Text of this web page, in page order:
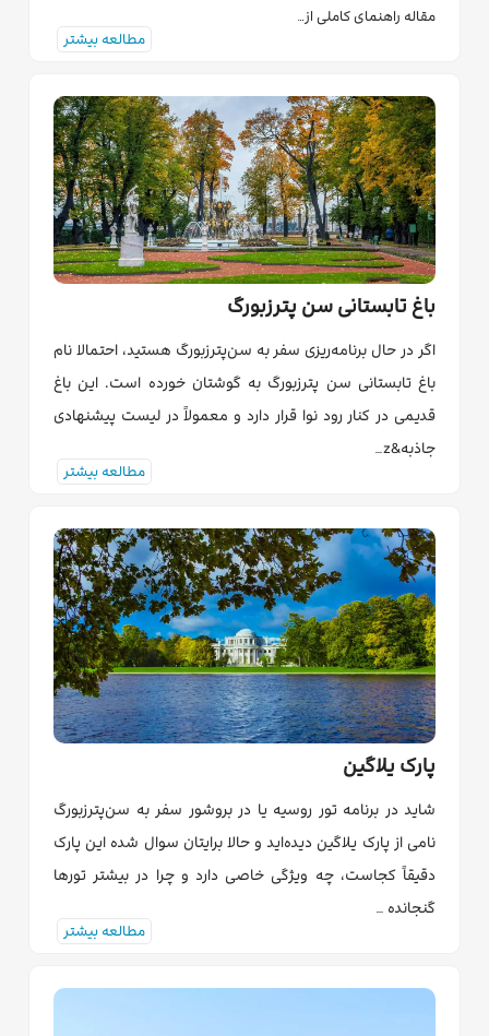
مقاله راهنمای کاملی از…
مطالعه بیشتر
باغ تابستانی سن پترزبورگ
اگر در حال برنامه‌ریزی سفر به سن‌پترزبورگ هستید، احتمالا نام
باغ تابستانی سن پترزبورگ به گوشتان خورده است. این باغ
قدیمی در کنار رود نوا قرار دارد و معمولاً در لیست پیشنهادی
جاذبه&z…
مطالعه بیشتر
پارک یلاگین
شاید در برنامه تور روسیه یا در بروشور سفر به سن‌پترزبورگ
نامی از پارک یلاگین دیده‌اید و حالا برایتان سوال شده این پارک
دقیقاً کجاست، چه ویژگی خاصی دارد و چرا در بیشتر تورها
گنجانده …
مطالعه بیشتر